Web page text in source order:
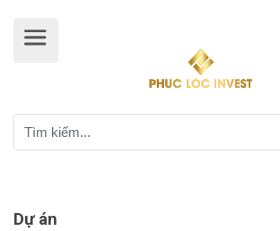
Dự án